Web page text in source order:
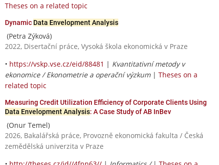
Theses on a related topic
Dynamic Data Envelopment Analysis
(Petra Zýková)
2022, Disertační práce, Vysoká škola ekonomická v Praze
• https://vskp.vse.cz/eid/88481 | Kvantitativní metody v
ekonomice / Ekonometrie a operační výzkum| Theses on a
related topic
Measuring Credit Utilization Efficiency of Corporate Clients Using
Data Envelopment Analysis: A Case Study of AB InBev
(Onur Temel)
2026, Bakalářská práce, Provozně ekonomická fakulta / Česká
zemědělská univerzita v Praze